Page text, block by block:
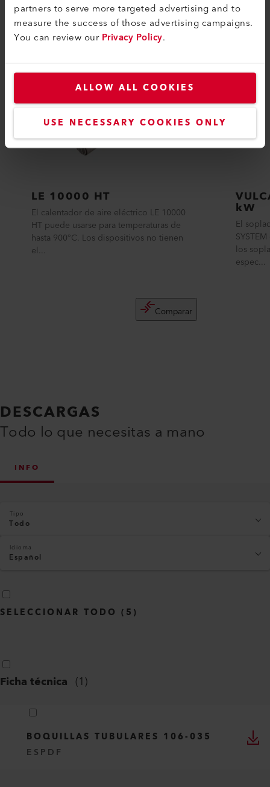
partners to serve more targeted advertising and to
measure the success of those advertising campaigns.
You can review ourPrivacy Policy.
ALLOW ALL COOKIES
USE NECESSARY COOKIES ONLY
Perfecto para estos productos
LE 10000 HT
El calentador de aire eléctrico LE 10000
HT puede usarse para temperaturas de
hasta 900°C. Los dispositivos no tienen
el...
Comparar
kW
El
los
espec...
DESCARGAS
Todo lo que necesitas a mano
INFO
Tipo
Todo
Idioma
Español
SELECCIONAR TODO ( 5 )
Ficha técnica (1)
BOQUILLAS TUBULARES 106-035
ES PDF